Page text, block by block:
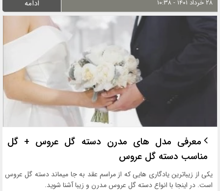
۲۸ خرداد ۱۴۰۱ - ۱۰:۳۸ ادامه
معرفی مدل های مدرن دسته گل عروس + گل
مناسب دسته گل عروس
یکی از زیباترین یادگاری هایی که از مراسم عقد به جا میماند دسته گل عروس
است. در اینجا با انواع دسته گل عروس مدرن و زیبا آشنا شوید.